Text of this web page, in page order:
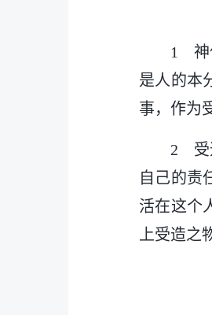
1 神
是人的本
事，作为
2 受
自己的责
活在这个
上受造之